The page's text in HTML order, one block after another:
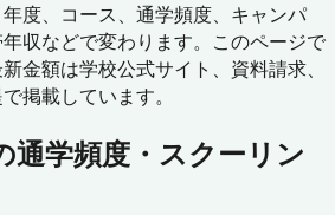
度、コース、通学頻度、キャンパ
収などで変わります。このページで
金額は学校公式サイト、資料請求、
掲載しています。
通学頻度・スクーリン